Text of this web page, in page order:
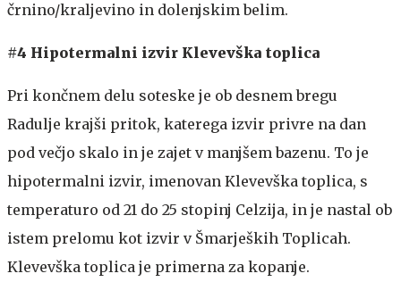
črnino/kraljevino in dolenjskim belim.
#4 Hipotermalni izvir Klevevška toplica
Pri končnem delu soteske je ob desnem bregu
Radulje krajši pritok, katerega izvir privre na dan
pod večjo skalo in je zajet v manjšem bazenu. To je
hipotermalni izvir, imenovan Klevevška toplica, s
temperaturo od 21 do 25 stopinj Celzija, in je nastal ob
istem prelomu kot izvir v Šmarjeških Toplicah.
Klevevška toplica je primerna za kopanje.